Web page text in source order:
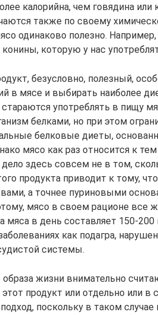
калорийна, чем говядина
также по своему
одинаково полезно.
которую у нас
безусловно, полезный,
в мясе и выбирать наиболее
стараются употреблять в пищу
белками, но при этом
белковые диеты,
мясо как раз относится к
здесь совсем не в том,
продукта приводит к тому,
а точнее пуриновыми
мясо в своем рационе все
мяса в день составляет 150-
как подагра,
системы.
жизни внимательно
продукт или отдельно или в
поскольку в таком